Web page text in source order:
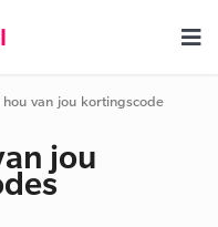
hou van jou kortingscode
jou